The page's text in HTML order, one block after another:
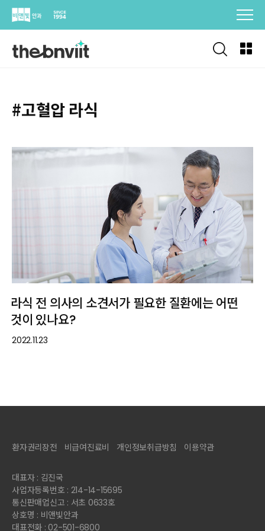
Skip
#고혈압 라식
라식 전 의사의 소견서가 필요한 질환에는 어떤
것이 있나요?
2022.11.23
환자권리장전 비급여진료비 개인정보취급방침 이용약관
대표자 : 김진국
사업자등록번호 : 214-14-15695
통신판매업신고 : 서초 0633호
상호명 : 비앤빛안과
대표전화 : 02-501-6800